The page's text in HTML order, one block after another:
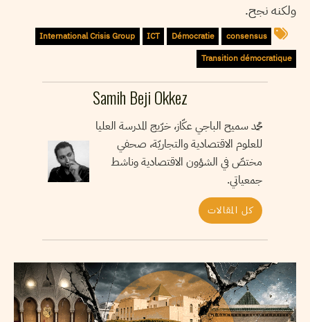
ولكنه نجح.
consensus
Démocratie
ICT
International Crisis Group
Transition démocratique
Samih Beji Okkez
محمد سميح الباجي عكّاز، خرّيج المدرسة العليا
للعلوم الاقتصادية والتجاريّة، صحفي
مختصّ في الشؤون الاقتصادية وناشط
جمعياتي.
كل المقالات